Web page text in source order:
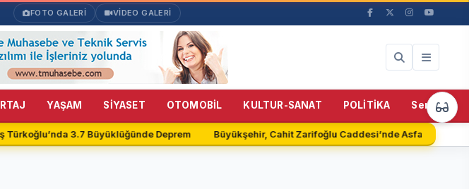
FOTO GALERİ VİDEO GALERİ
YAŞAM SİYASET OTOMOBİL KULTUR-SANAT POLİTİKA Servisler
Türkoğlu’nda 3.7 Büyüklüğünde Deprem Büyükşehir, Cahit Zarifoğlu Caddesi’nde Asfalt Serimine